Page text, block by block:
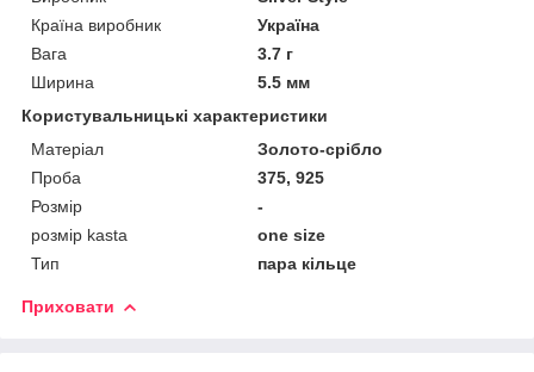
Країна виробник
Україна
Вага
3.7 г
Ширина
5.5 мм
Користувальницькі характеристики
Матеріал
Золото-срібло
Проба
375, 925
Розмір
-
розмір kasta
one size
Тип
пара кільце
Приховати